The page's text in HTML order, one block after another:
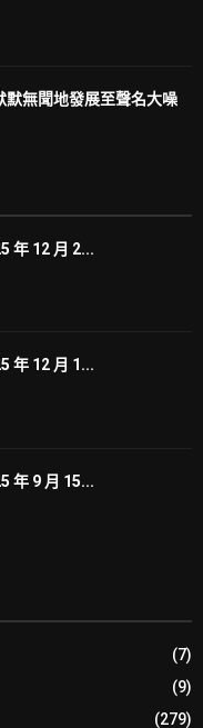
默無聞地發展至聲名大噪
年 12 月 2...
年 12 月 1...
年 9 月 15...
(7)
(9)
(279)